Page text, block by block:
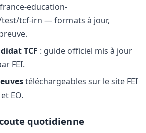
education-
tcf-irn — formats à jour,
TCF : guide officiel mis à jour
FEI.
téléchargeables sur le site FEI
EO.
quotidienne